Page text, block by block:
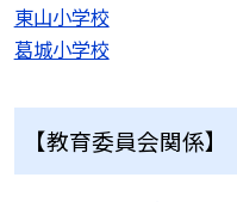
東山小学校
葛城小学校
【教育委員会関係】